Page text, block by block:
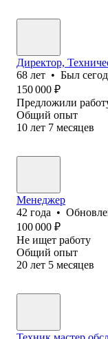
Директор,
68 лет • Был
150 000 ₽
Предложили
Общий опыт
10 лет 7 месяцев
Менеджер
42 года •
100 000 ₽
Не ищет работу
Общий опыт
20 лет 5 месяцев